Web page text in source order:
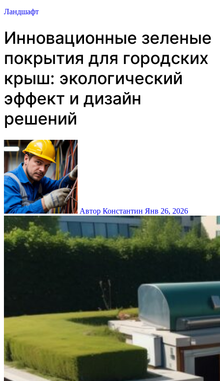
Ландшафт
Инновационные зеленые
покрытия для городских
крыш: экологический
эффект и дизайн
решений
Автор Константин Янв 26, 2026